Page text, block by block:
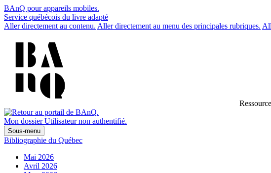
BAnQ pour appareils mobiles.
Service québécois du livre adapté
Aller directement au contenu. Aller directement au menu des principales rubriques.
Mon dossier Utilisateur non authentifié.
Sous-menu
Bibliographie du Québec
Mai 2026
Avril 2026